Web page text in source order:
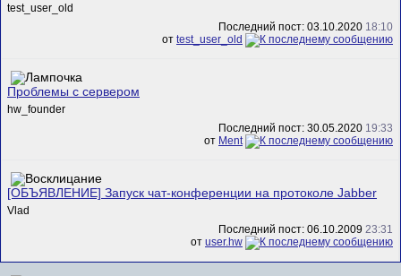
test_user_old
Последний пост: 03.10.2020 18:10
от test_user_old
Проблемы с сервером
hw_founder
Последний пост: 30.05.2020 19:33
от Ment
[ОБЪЯВЛЕНИЕ] Запуск чат-конференции на протоколе Jabber
Vlad
Последний пост: 06.10.2009 23:31
от user.hw